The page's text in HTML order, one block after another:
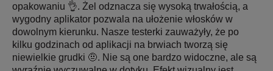
opakowaniu 👌. Żel odznacza się wysoką trwałością, a
wygodny aplikator pozwala na ułożenie włosków w
dowolnym kierunku. Nasze testerki zauważyły, że po
kilku godzinach od aplikacji na brwiach tworzą się
niewielkie grudki 🤨. Nie są one bardzo widoczne, ale są